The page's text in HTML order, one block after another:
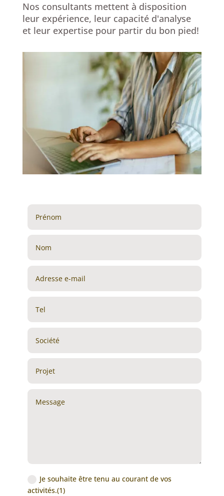
Nos consultants mettent à disposition
leur expérience, leur capacité d'analyse
et leur expertise pour partir du bon pied!
Je souhaite être tenu au courant de vos
activités.(1)